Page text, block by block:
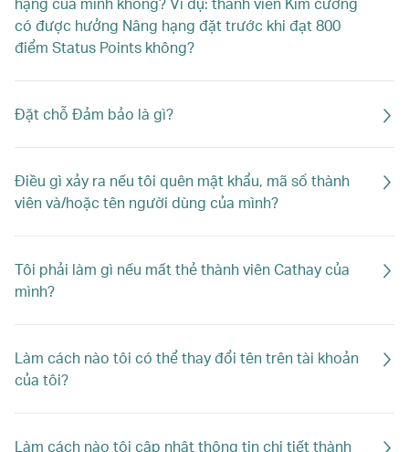
có được hưởng Nâng hạng đặt trước khi đạt 800
điểm Status Points không?
Đặt chỗ Đảm bảo là gì?
Điều gì xảy ra nếu tôi quên mật khẩu, mã số thành
viên và/hoặc tên người dùng của mình?
Tôi phải làm gì nếu mất thẻ thành viên Cathay của
mình?
Làm cách nào tôi có thể thay đổi tên trên tài khoản
của tôi?
Làm cách nào tôi cập nhật thông tin chi tiết thành